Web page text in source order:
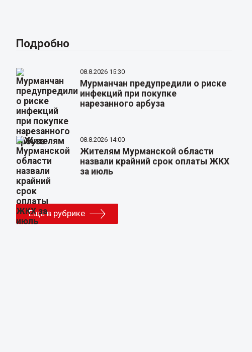
Подробно
08.8.2026 15:30
Мурманчан предупредили о риске
инфекций при покупке
нарезанного арбуза
08.8.2026 14:00
Жителям Мурманской области
назвали крайний срок оплаты ЖКХ
за июль
Еще в рубрике